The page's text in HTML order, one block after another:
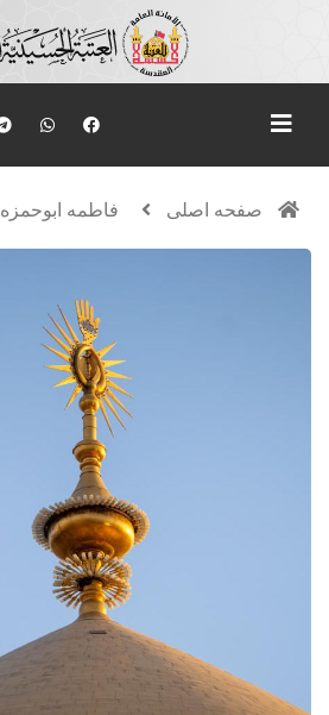
صفحه اصلی فاطمه ابوحمزه